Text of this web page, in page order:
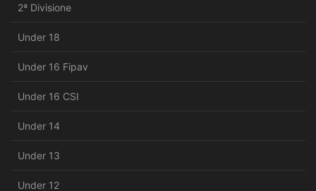
2ª Divisione
Under 18
Under 16 Fipav
Under 16 CSI
Under 14
Under 13
Under 12